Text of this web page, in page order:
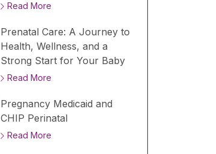
Read More
Prenatal Care: A Journey to
Health, Wellness, and a
Strong Start for Your Baby
Read More
Pregnancy Medicaid and
CHIP Perinatal
Read More